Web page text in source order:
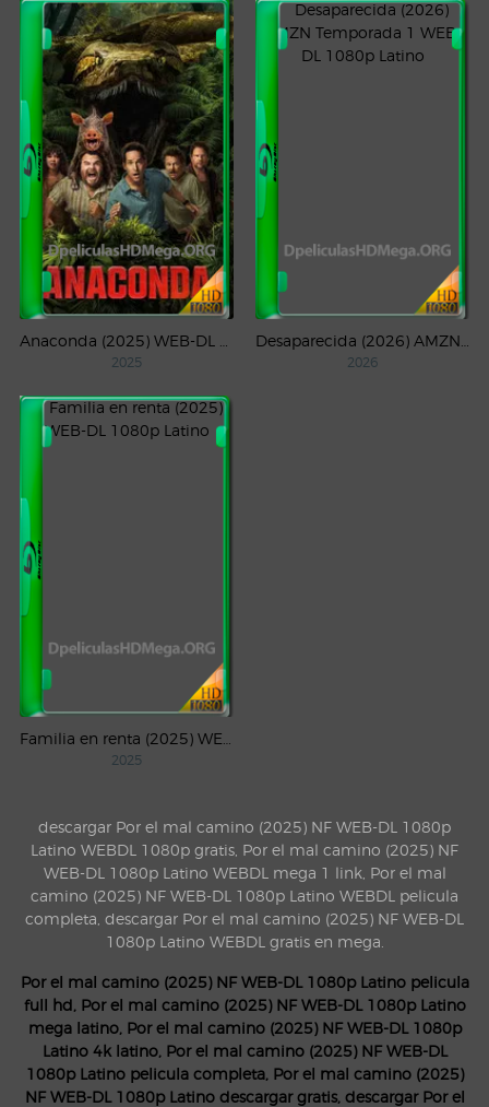
2025 2026
2025
descargar Por el mal camino (2025) NF WEB-DL 1080p
Latino WEBDL 1080p gratis, Por el mal camino (2025) NF
WEB-DL 1080p Latino WEBDL mega 1 link, Por el mal
camino (2025) NF WEB-DL 1080p Latino WEBDL pelicula
completa, descargar Por el mal camino (2025) NF WEB-DL
1080p Latino WEBDL gratis en mega.
Por el mal camino (2025) NF WEB-DL 1080p Latino pelicula
full hd, Por el mal camino (2025) NF WEB-DL 1080p Latino
mega latino, Por el mal camino (2025) NF WEB-DL 1080p
Latino 4k latino, Por el mal camino (2025) NF WEB-DL
1080p Latino pelicula completa, Por el mal camino (2025)
NF WEB-DL 1080p Latino descargar gratis, descargar Por el